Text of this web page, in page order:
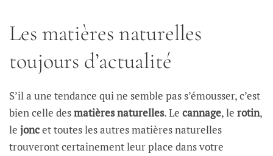
Les matières naturelles
toujours d’actualité
S’il a une tendance qui ne semble pas s’émousser, c’est
bien celle desmatières naturelles. Le cannage, le rotin,
le joncet toutes les autres matières naturelles
trouveront certainement leur place dans votre